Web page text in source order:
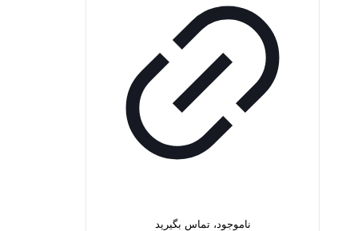
ناموجود، تماس بگیرید